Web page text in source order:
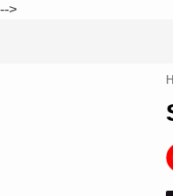
-->